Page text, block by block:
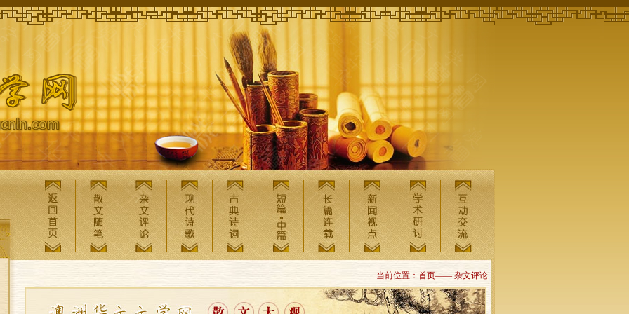
当前位置：首页—— 杂文评论